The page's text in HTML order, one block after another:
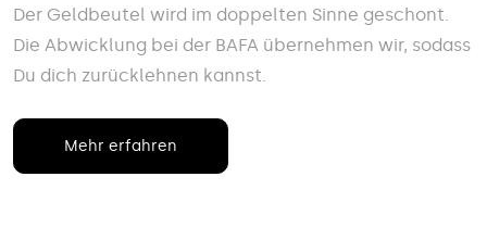
Der Geldbeutel wird im doppelten Sinne geschont.
Die Abwicklung bei der BAFA übernehmen wir, sodass
Du dich zurücklehnen kannst.
Mehr erfahren